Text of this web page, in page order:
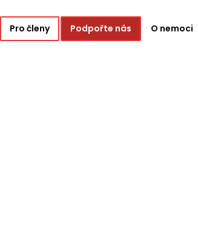
Pro členy Podpořte nás O nemoci